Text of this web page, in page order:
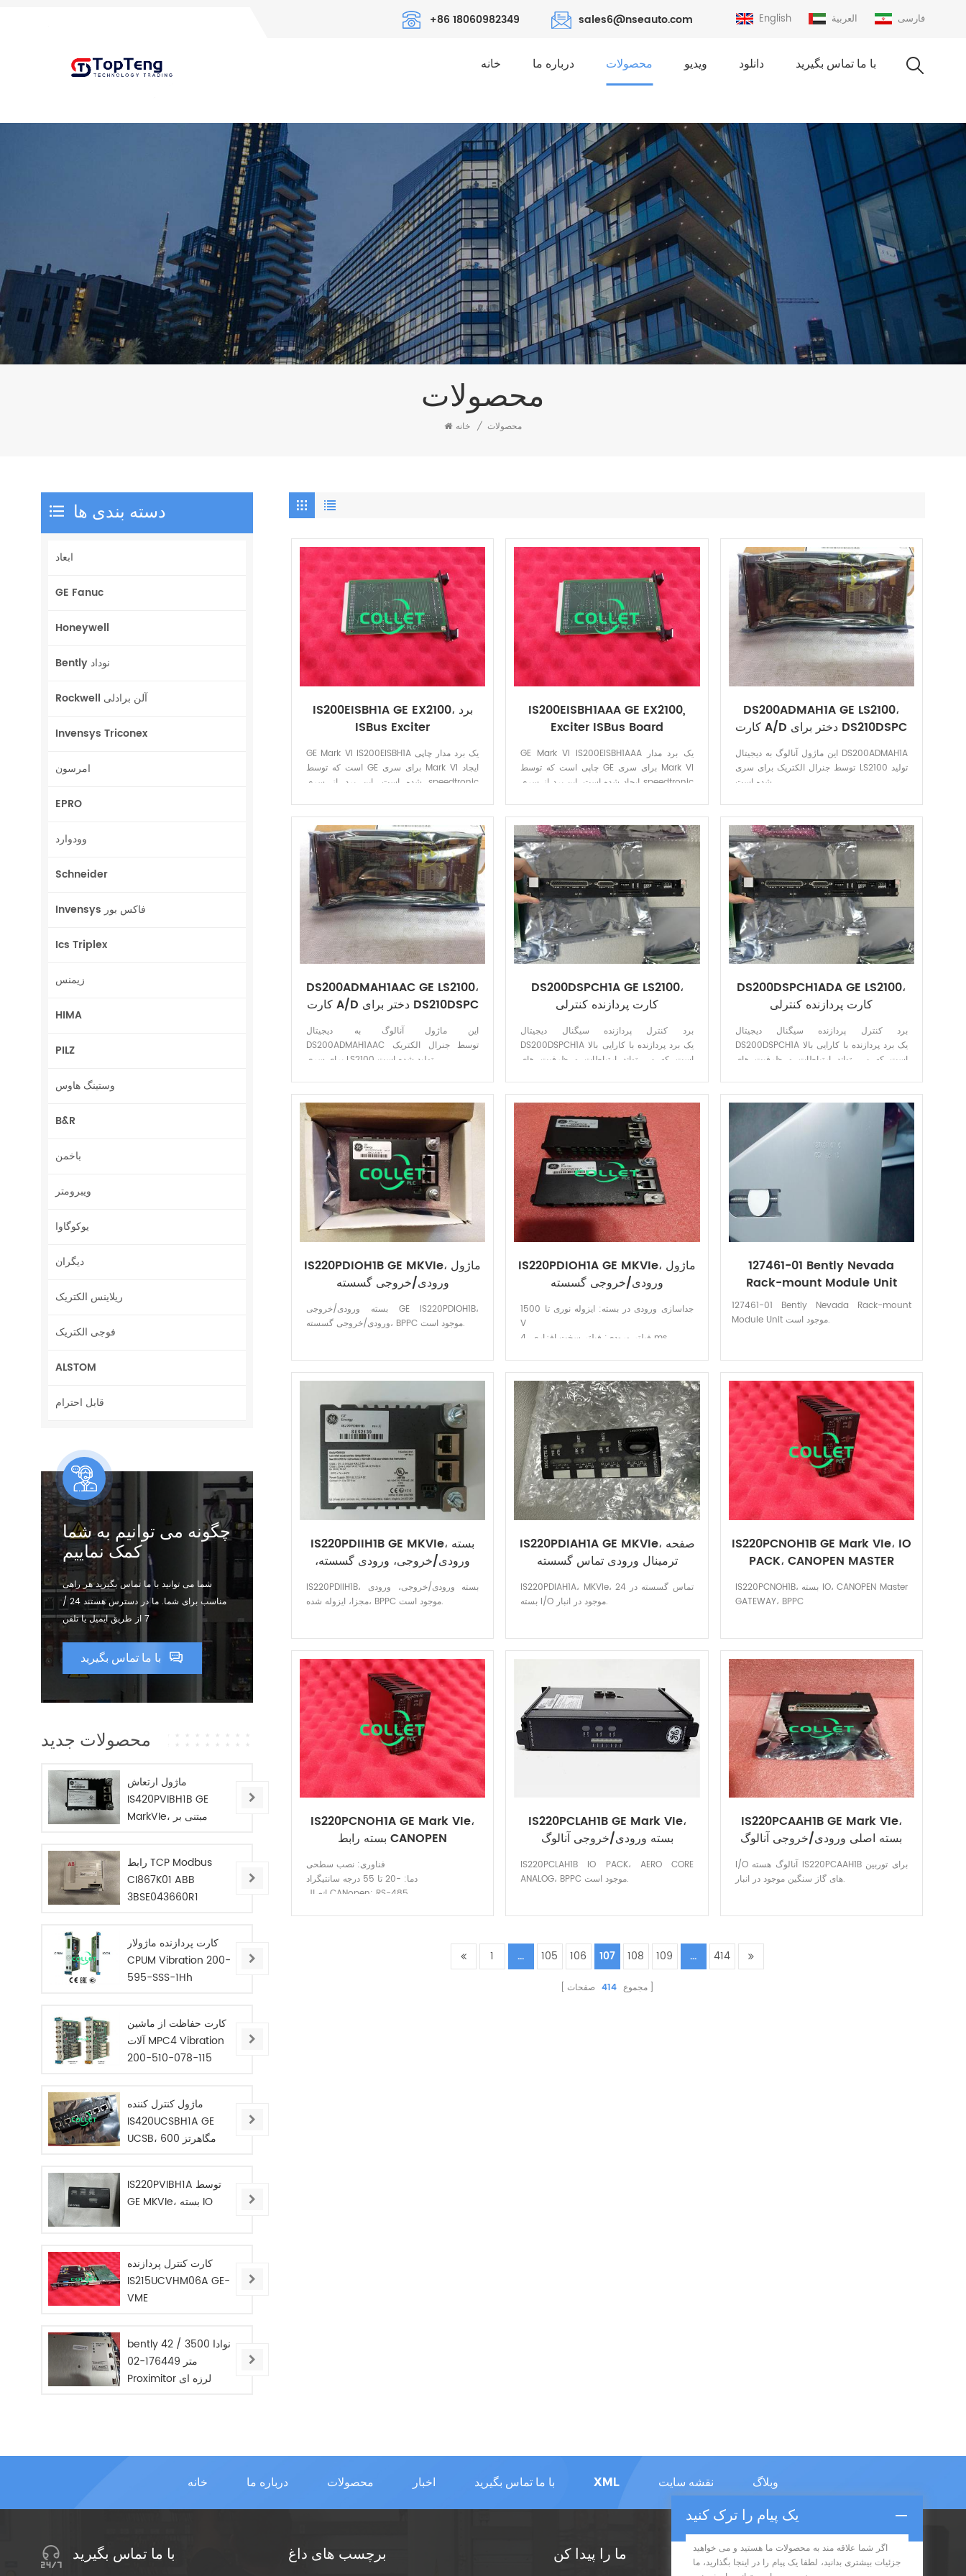
English العربية فارسی +86 18060982349 sales6@nseauto.com
خانه درباره ما محصولات ویدیو دانلود با ما تماس بگیرید
محصولات
خانه / محصولات
IS200EISBH1A GE EX2100، برد
ISBus Exciter
GE Mark VI IS200EISBH1A یک برد مدار چاپی
است که توسط GE برای سری Mark VI ایجاد
شده است. این برد از سری speedtronic
IS200EISBH1AAA GE EX2100,
Exciter ISBus Board
GE Mark VI IS200EISBH1AAA یک برد مدار
چاپی است که توسط GE برای سری Mark VI
ایجاد شده است. این برد از سری speedtronic
DS200ADMAH1A GE LS2100،
کارت A/D دختر برای DS210DSPC
این ماژول آنالوگ به دیجیتال DS200ADMAH1A
توسط جنرال الکتریک برای سری LS2100 تولید
DS200ADMAH1AAC GE LS2100،
کارت A/D دختر برای DS210DSPC
این ماژول آنالوگ به دیجیتال
DS200ADMAH1AAC توسط جنرال الکتریک
DS200DSPCH1A GE LS2100،
کارت پردازنده کنترلی
برد کنترل پردازنده سیگنال دیجیتال
DS200DSPCH1A یک برد پردازنده با کارایی بالا
است که می تواند ارتباطات و ظرفیت های
DS200DSPCH1ADA GE LS2100،
کارت پردازنده کنترلی
برد کنترل پردازنده سیگنال دیجیتال
DS200DSPCH1A یک برد پردازنده با کارایی بالا
است که می تواند ارتباطات و ظرفیت های
IS220PDIOH1B GE MKVIe، ماژول
ورودی/خروجی گسسته
بسته ورودی/خروجی GE IS220PDIOH1B،
ورودی/خروجی گسسته، BPPC موجود است.
IS220PDIOH1A GE MKVIe، ماژول
ورودی/خروجی گسسته
جداسازی ورودی در بسته: ایزوله نوری تا 1500
V
فیلتر ورودی: فیلتر سخت افزاری، 4 ms
تعداد کانال های ورودی: 24 DI و 12 فرم C
دمای کارکرد: 0 تا 60 درجه سانتی گراد
127461-01 Bently Nevada
Rack-mount Module Unit
127461-01 Bently Nevada Rack-mount
Module Unit موجود است.
IS220PDIIH1B GE MKVIe، بسته
ورودی/خروجی، ورودی گسسته،
IS220PDIIH1B، بسته ورودی/خروجی، ورودی
مجزا، ایزوله شده، BPPC موجود است.
IS220PDIAH1A GE MKVIe، صفحه
ترمینال ورودی تماس گسسته
IS220PDIAH1A، MKVIe، 24 تماس گسسته در
بسته I/O موجود در انبار.
IS220PCNOH1B GE Mark VIe، IO
PACK، CANOPEN MASTER
IS220PCNOH1B، بسته IO، CANOPEN Master
GATEWAY، BPPC
IS220PCNOH1A GE Mark VIe،
بسته رابط CANOPEN
فناوری: نصب سطحی
دما: -20 تا 55 درجه سانتیگراد
اتصال CANopen: RS-485
IS220PCLAH1B GE Mark VIe،
بسته ورودی/خروجی آنالوگ
IS220PCLAH1B IO PACK، AERO CORE
ANALOG، BPPC موجود است.
IS220PCAAH1B GE Mark VIe،
بسته اصلی ورودی/خروجی آنالوگ
I/O آنالوگ هسته IS220PCAAH1B برای توربین
های گاز سنگین موجود در انبار.
1 ... 105 106 107 108 109 ... 414
مجموع 414 صفحات
دسته بندی ها
ابعاد
GE Fanuc
Honeywell
Bently نوداد
Rockwell آلن برادلی
Invensys Triconex
امرسون
EPRO
وودوارد
Schneider
Invensys فاکس بور
Ics Triplex
زیمنس
HIMA
PILZ
وستینگ هاوس
B&R
باخمن
ویبرومتر
یوکوگاوا
دیگران
ریلاینس الکتریک
فوجی الکتریک
ALSTOM
قابل احترام
چگونه می توانیم به شما
کمک نماییم
شما می توانید با ما تماس بگیرید هر راهی
مناسب برای شما. ما در دسترس هستند 24 /
7 از طریق ایمیل یا تلفن
با ما تماس بگیرید
محصولات جدید
ماژول ارتعاش
IS420PVIBH1B GE
MarkVIe، مبتنی بر
رابط TCP Modbus
CI867K01 ABB
3BSE043660R1
کارت پردازنده ماژولار
CPUM Vibration 200-
595-SSS-1Hh
کارت حفاظت از ماشین
آلات MPC4 Vibration
200-510-078-115
ماژول کنترل کننده
IS420UCSBH1A GE
UCSB، 600 مگاهرتز
IS220PVIBH1A توسط
GE MKVIe، بسته IO
کارت کنترل پردازنده
IS215UCVHM06A GE-
VME
bently نوادا 3500 / 42
متر 176449-02
Proximitor لرزه ای
خانه درباره ما محصولات اخبار با ما تماس بگیرید XML نقشه سایت وبلاگ
با ما تماس بگیرید برچسب های داغ ما را پیدا کن اشتراک در
یک پیام را ترک کنید
اگر شما علاقه مند به محصولات ما هستید و می خواهید
جزئیات بیشتری بدانید، لطفا یک پیام را در اینجا بگذارید، ما